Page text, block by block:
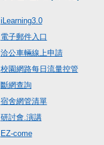
iLearning3.0
電子郵件入口
洽公車輛線上申請
校園網路每日流量控管
斷網查詢
宿舍網管清單
研討會.演講
EZ-come